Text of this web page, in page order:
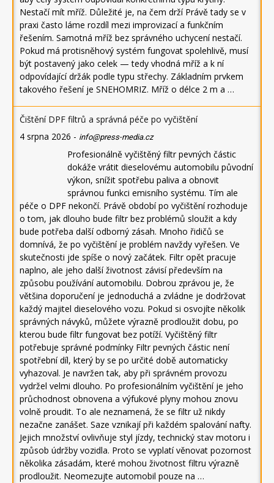
Nestačí mít mříž. Důležité je, na čem drží Právě tady se v
praxi často láme rozdíl mezi improvizací a funkčním
řešením. Samotná mříž bez správného uchycení nestačí.
Pokud má protisněhový systém fungovat spolehlivě, musí
být postavený jako celek — tedy vhodná mříž a k ní
odpovídající držák podle typu střechy. Základním prvkem
takového řešení je SNEHOMRIZ. Mříž o délce 2 m a …
Čištění DPF filtrů a správná péče po vyčištění
4 srpna 2026 - info@press-media.cz
Profesionálně vyčištěný filtr pevných částic
dokáže vrátit dieselovému automobilu původní
výkon, snížit spotřebu paliva a obnovit
správnou funkci emisního systému. Tím ale
péče o DPF nekončí. Právě období po vyčištění rozhoduje
o tom, jak dlouho bude filtr bez problémů sloužit a kdy
bude potřeba další odborný zásah. Mnoho řidičů se
domnívá, že po vyčištění je problém navždy vyřešen. Ve
skutečnosti jde spíše o nový začátek. Filtr opět pracuje
naplno, ale jeho další životnost závisí především na
způsobu používání automobilu. Dobrou zprávou je, že
většina doporučení je jednoduchá a zvládne je dodržovat
každý majitel dieselového vozu. Pokud si osvojíte několik
správných návyků, můžete výrazně prodloužit dobu, po
kterou bude filtr fungovat bez potíží. Vyčištěný filtr
potřebuje správné podmínky Filtr pevných částic není
spotřební díl, který by se po určité době automaticky
vyhazoval. Je navržen tak, aby při správném provozu
vydržel velmi dlouho. Po profesionálním vyčištění je jeho
průchodnost obnovena a výfukové plyny mohou znovu
volně proudit. To ale neznamená, že se filtr už nikdy
nezačne zanášet. Saze vznikají při každém spalování nafty.
Jejich množství ovlivňuje styl jízdy, technický stav motoru i
způsob údržby vozidla. Proto se vyplatí věnovat pozornost
několika zásadám, které mohou životnost filtru výrazně
prodloužit. Neomezujte automobil pouze na …